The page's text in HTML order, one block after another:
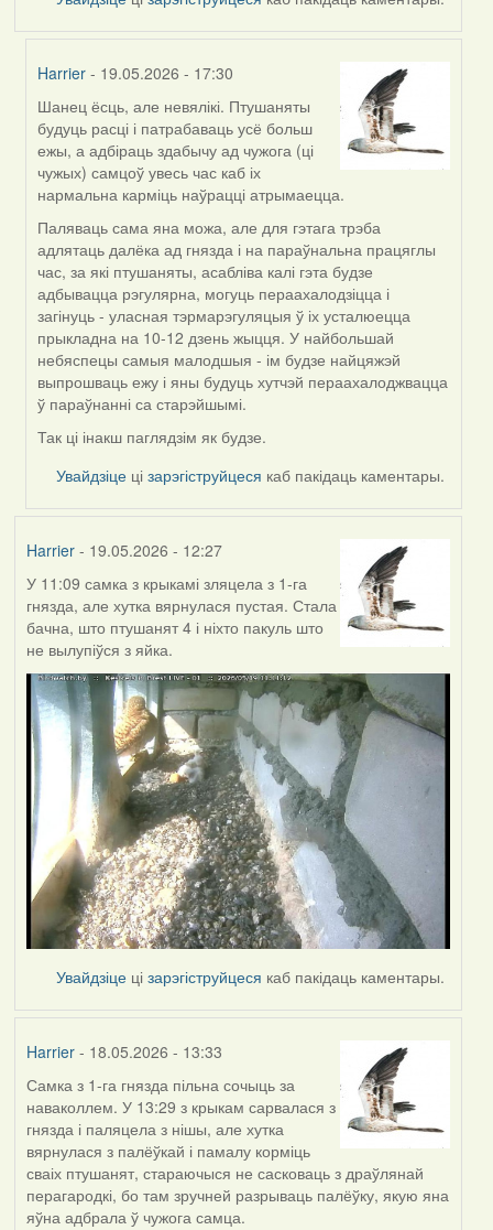
Harrier - 19.05.2026 - 17:30
In
reply
to
by
Snezhinka
Шанец ёсць, але невялікі. Птушаняты
будуць расці і патрабаваць усё больш
ежы, а адбіраць здабычу ад чужога (ці
чужых) самцоў увесь час каб іх
нармальна карміць наўрацці атрымаецца.
Паляваць сама яна можа, але для гэтага трэба
адлятаць далёка ад гнязда і на параўнальна працяглы
час, за які птушаняты, асабліва калі гэта будзе
адбывацца рэгулярна, могуць пераахалодзіцца і
загінуць - уласная тэрмарэгуляцыя ў іх усталюецца
прыкладна на 10-12 дзень жыцця. У найбольшай
небяспецы самыя малодшыя - ім будзе найцяжэй
выпрошваць ежу і яны будуць хутчэй пераахалоджвацца
ў параўнанні са старэйшымі.
Так ці інакш паглядзім як будзе.
Увайдзіце цізарэгіструйцеся каб пакідаць каментары.
Harrier- 19.05.2026 - 12:27
У 11:09 самка з крыкамі зляцела з 1-га
гнязда, але хутка вярнулася пустая. Стала
бачна, што птушанят 4 і ніхто пакуль што
не вылупіўся з яйка.
Увайдзіце цізарэгіструйцеся каб пакідаць каментары.
Harrier- 18.05.2026 - 13:33
Самка з 1-га гнязда пільна сочыць за
наваколлем. У 13:29 з крыкам сарвалася з
гнязда і паляцела з нішы, але хутка
вярнулася з палёўкай і памалу корміць
сваіх птушанят, стараючыся не сасковаць з драўлянай
перагародкі, бо там зручней разрываць палёўку, якую яна
яўна адбрала ў чужога самца.